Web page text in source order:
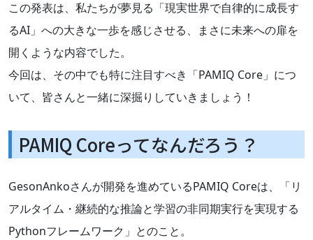
この発表は、私たちが夢見る「現実世界で自律的に成長す
るAI」への大きな一歩を感じさせる、まさに未来への扉を
開くような内容でした。
今回は、その中でも特に注目すべき「PAMIQ Core」につ
いて、皆さんと一緒に深掘りしていきましょう！
PAMIQ Coreってなんだろう？
GesonAnkoさんが開発を進めているPAMIQ Coreは、「リ
アルタイム・継続的な推論と学習の非同期実行を実現する
Pythonフレームワーク」とのこと。